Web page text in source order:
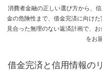
消費者金融の正しい選び方から、
金の危険性まで、借金完済に向け
見合った無理のない返済計画で、
をお
借金完済と信用情報の